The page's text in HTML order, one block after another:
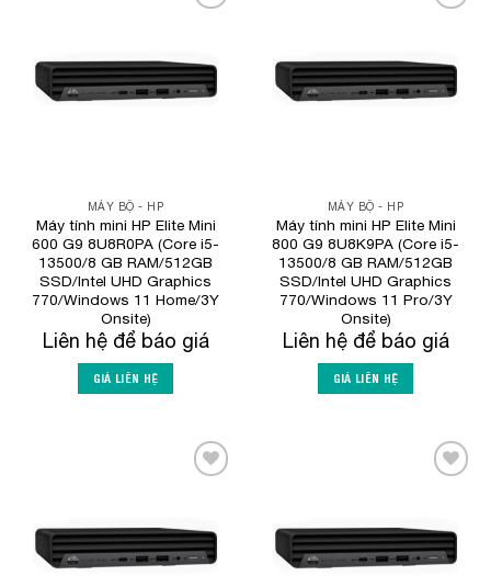
MÁY BỘ - HP
Máy tính mini HP Elite Mini
600 G9 8U8R0PA (Core i5-
13500/8 GB RAM/512GB
SSD/Intel UHD Graphics
770/Windows 11 Home/3Y
Onsite)
Liên hệ để báo giá
GIÁ LIÊN HỆ
MÁY BỘ - HP
Máy tính mini HP Elite Mini
800 G9 8U8K9PA (Core i5-
13500/8 GB RAM/512GB
SSD/Intel UHD Graphics
770/Windows 11 Pro/3Y
Onsite)
Liên hệ để báo giá
GIÁ LIÊN HỆ